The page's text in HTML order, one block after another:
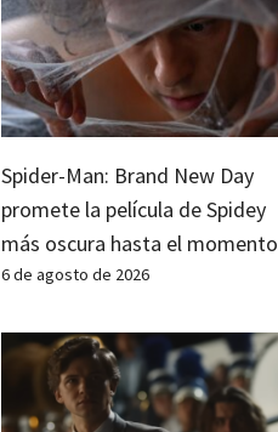
Spider-Man: Brand New Day
promete la película de Spidey
más oscura hasta el momento
6 de agosto de 2026